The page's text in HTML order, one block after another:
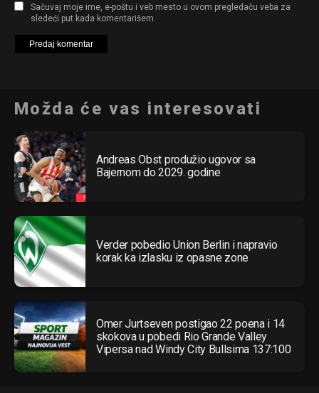
Sačuvaj moje ime, e-poštu i veb mesto u ovom pregledaču veba za
sledeći put kada komentarišem.
Možda će vas interesovati
Andreas Obst produžio ugovor sa
Bajernom do 2029. godine
Verder pobedio Union Berlin i napravio
korak ka izlasku iz opasne zone
Omer Jurtseven postigao 22 poena i 14
skokova u pobedi Rio Grande Valley
Vipersa nad Windy City Bullsima 137:100